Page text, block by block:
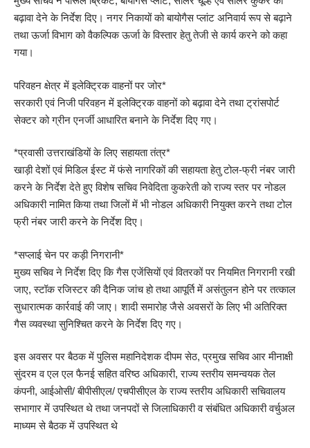
बढ़ावा देने के निर्देश दिए। नगर निकायों को बायोगैस प्लांट अनिवार्य रूप से बढ़ाने
तथा ऊर्जा विभाग को वैकल्पिक ऊर्जा के विस्तार हेतु तेजी से कार्य करने को कहा
गया।
परिवहन क्षेत्र में इलेक्ट्रिक वाहनों पर जोर*
सरकारी एवं निजी परिवहन में इलेक्ट्रिक वाहनों को बढ़ावा देने तथा ट्रांसपोर्ट
सेक्टर को ग्रीन एनर्जी आधारित बनाने के निर्देश दिए गए।
*प्रवासी उत्तराखंडियों के लिए सहायता तंत्र*
खाड़ी देशों एवं मिडिल ईस्ट में फंसे नागरिकों की सहायता हेतु टोल-फ्री नंबर जारी
करने के निर्देश देते हुए विशेष सचिव निवेदिता कुकरेती को राज्य स्तर पर नोडल
अधिकारी नामित किया तथा जिलों में भी नोडल अधिकारी नियुक्त करने तथा टोल
फ्री नंबर जारी करने के निर्देश दिए।
*सप्लाई चेन पर कड़ी निगरानी*
मुख्य सचिव ने निर्देश दिए कि गैस एजेंसियों एवं वितरकों पर नियमित निगरानी रखी
जाए, स्टॉक रजिस्टर की दैनिक जांच हो तथा आपूर्ति में असंतुलन होने पर तत्काल
सुधारात्मक कार्रवाई की जाए। शादी समारोह जैसे अवसरों के लिए भी अतिरिक्त
गैस व्यवस्था सुनिश्चित करने के निर्देश दिए गए।
इस अवसर पर बैठक में पुलिस महानिदेशक दीपम सेठ, प्रमुख सचिव आर मीनाक्षी
सुंदरम व एल एल फैनई सहित वरिष्ठ अधिकारी, राज्य स्तरीय समन्वयक तेल
कंपनी, आईओसी/ बीपीसीएल/ एचपीसीएल के राज्य स्तरीय अधिकारी सचिवालय
सभागार में उपस्थित थे तथा जनपदों से जिलाधिकारी व संबंधित अधिकारी वर्चुअल
माध्यम से बैठक में उपस्थित थे